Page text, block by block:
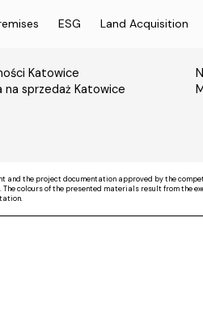
ESG Land Acquisition
Katowice
na sprzedaż Katowice
the project documentation approved by the
colours of the presented materials result from the